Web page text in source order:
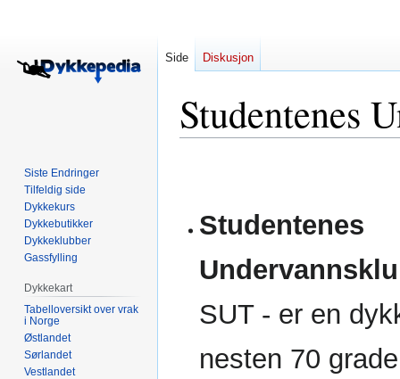
Studentenes
Studentenes
SUT - er en
nesten 70
Side Diskusjon
Siste Endringer
Tilfeldig side
Dykkekurs
Dykkebutikker
Dykkeklubber
Gassfylling
Dykkekart
Tabelloversikt over vrak
i Norge
Østlandet
Sørlandet
Vestlandet